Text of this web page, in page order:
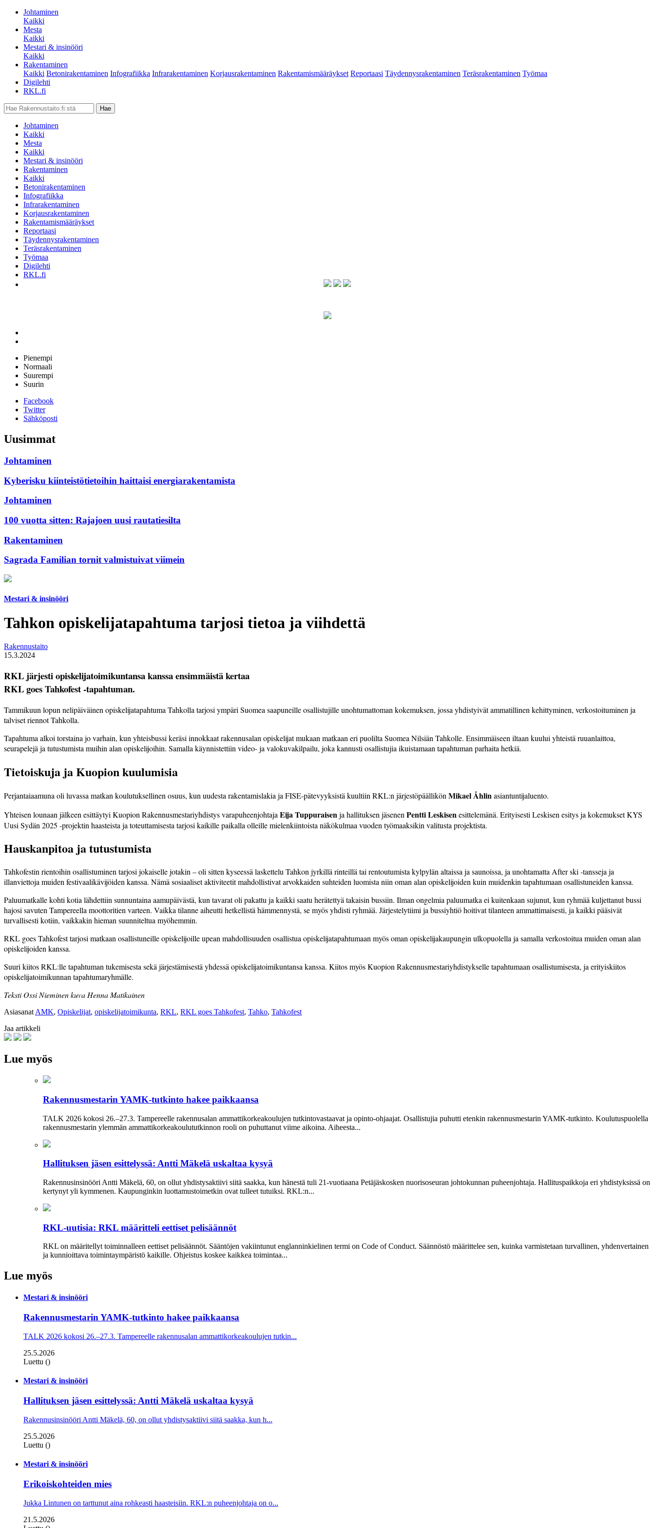
Johtaminen
Kaikki
Mesta
Kaikki
Mestari & insinööri
Kaikki
Rakentaminen
Kaikki Betonirakentaminen Infografiikka Infrarakentaminen Korjausrakentaminen Rakentamismääräykset Reportaasi Täydennysrakentaminen Teräsrakentaminen Työmaa
Digilehti
RKL.fi
Johtaminen
Kaikki
Mesta
Kaikki
Mestari & insinööri
Rakentaminen
Kaikki
Betonirakentaminen
Infografiikka
Infrarakentaminen
Korjausrakentaminen
Rakentamismääräykset
Reportaasi
Täydennysrakentaminen
Teräsrakentaminen
Työmaa
Digilehti
RKL.fi
Pienempi
Normaali
Suurempi
Suurin
Facebook
Twitter
Sähköposti
Uusimmat
Johtaminen
Kyberisku kiinteistötietoihin haittaisi energiarakentamista
Johtaminen
100 vuotta sitten: Rajajoen uusi rautatiesilta
Rakentaminen
Sagrada Familian tornit valmistuivat viimein
Mestari & insinööri
Tahkon opiskelijatapahtuma tarjosi tietoa ja viihdettä
Rakennustaito
15.3.2024
RKL järjesti opiskelija­toimikuntansa kanssa ensimmäistä kertaa
RKL goes Tahkofest -tapahtuman.
Tammikuun lopun nelipäiväinen opiskelijatapahtuma Tahkolla tarjo­si ympäri Suomea saapuneille osallistujille unohtumattoman kokemuksen, jossa yhdistyivät ammatillinen kehit­tyminen, verkostoituminen ja
talviset riennot Tahkolla.
Tapahtuma alkoi torstaina jo varhain,­ kun yhteisbussi keräsi innokkaat raken­nus­alan opiskelijat mukaan matkaan eri puolilta Suomea Nilsiän Tahkolle.­ Ensim­mäiseen iltaan kuului yhteistä­ ruuanlaittoa,
seurapelejä ja tutustumista muihin alan opiskelijoihin. Samalla käynnistettiin video- ja valokuvakilpailu, joka kannusti osallistujia ikuistamaan tapahtu­man parhaita hetkiä.
Tietoiskuja ja Kuopion kuulumisia
Perjantaiaamuna oli luvassa matkan koulutuksellinen osuus, kun uudesta rakentamislakia ja FISE-pätevyyksistä kuultiin RKL:n järjestöpäällikön Mikael Åhlin asiantuntijaluento.
Yhteisen lounaan jälkeen esittäytyi Kuopion Rakennusmestariyhdistys varapuheenjohtaja Eija Tuppuraisen ja hallituksen jäsenen Pentti Leskisen esittelemänä. Erityisesti Leskisen esitys ja kokemukset KYS
Uusi Sydän 2025 -projektin haasteista ja toteuttamisesta tarjosi­ kaikille paikalla olleille mielenkiintoista ­näkökulmaa vuoden työmaaksikin valitusta projektista.
Hauskanpitoa ja tutustumista
Tahkofestin rientoihin osallistuminen­ tarjosi jokaiselle jotakin – oli sitten ­kyseessä laskettelu Tahkon jyrkillä rinteillä tai rentoutumista kylpylän altaissa­ ja saunoissa, ja unohtamatta After ski -tansseja ja
illanviettoja muiden festi­vaalikävijöiden kanssa. Nämä sosiaaliset aktiviteetit mahdollistivat arvokkaiden suhteiden luomista niin oman alan opiskelijoiden kuin muidenkin tapahtumaan osallis­tuneiden kanssa.
Paluumatkalle kohti kotia lähdettiin­ sunnuntaina aamupäivästä, kun tavarat­ oli pakattu ja kaikki saatu herätettyä ­takaisin bussiin. Ilman ongelmia paluu­matka ei kuitenkaan sujunut, kun ryhmää kuljettanut bussi
hajosi savuten Tampereella moottoritien varteen. Vaikka tilan­ne aiheutti hetkellistä hämmennystä, se myös yhdisti ryhmää. Järjestelytiimi ja bussiyhtiö hoitivat tilanteen ammattimaisesti, ja kaikki pääsivät
turvallisesti­ kotiin, vaikkakin hieman suunniteltua myöhemmin.
RKL goes Tahkofest tarjosi matkaan osallistuneille opiskelijoille upean mahdollisuuden osallistua opiskelijatapahtumaan myös oman opiskelijakaupungin ulkopuolella ja samalla verkostoitua muiden oman alan
opiskelijoiden kanssa.
Suuri kiitos RKL:lle tapahtuman tukemisesta sekä järjestämisestä yhdessä­ opiskelijatoimikuntansa kanssa. Kiitos­ myös Kuopion Rakennusmestariyhdistykselle tapahtumaan osallistumisesta,­ ja erityiskiitos
opiskelijatoimikunnan ­tapahtumaryhmälle.
Teksti Ossi Nieminen kuva Henna Matikainen
Asiasanat AMK, Opiskelijat, opiskelijatoimikunta, RKL, RKL goes Tahkofest, Tahko, Tahkofest
Jaa artikkeli
Lue myös
Rakennusmestarin YAMK-tutkinto hakee paikkaansa
TALK 2026 kokosi 26.–27.3. Tampereelle rakennusalan ammattikorkeakoulujen tutkintovastaavat ja opinto-ohjaajat. Osallistujia puhutti etenkin rakennusmestarin YAMK-tutkinto. Koulutuspuolella
rakennusmestarin ylemmän ammattikorkeakoulututkinnon rooli on puhuttanut viime ­aikoina. ­Aiheesta...
Hallituksen jäsen esittelyssä: Antti Mäkelä uskaltaa kysyä
Rakennusinsinööri Antti Mäkelä, 60, on ollut yhdistysaktiivi siitä saakka, kun hänestä tuli 21-vuo­tiaana Petäjäskosken nuoriso­seuran johtokunnan puheenjohtaja. Hallituspaikkoja eri yhdistyksissä on
kertynyt yli kymmenen. Kaupunginkin luottamustoimetkin ovat tulleet tutuiksi. RKL:n...
RKL-uutisia: RKL määritteli eettiset pelisäännöt
RKL on määritellyt toiminnalleen eettiset peli­säännöt. Sääntöjen vakiintunut englanninkielinen termi on Code of Conduct. Säännöstö määrittelee sen, kuinka varmistetaan turvallinen, yhdenvertainen
ja kun­nioittava toimintaympäristö kaikille. Ohjeistus koskee kaikkea toimintaa...
Lue myös
Mestari & insinööri
Rakennusmestarin YAMK-tutkinto hakee paikkaansa
TALK 2026 kokosi 26.–27.3. Tampereelle rakennusalan ammattikorkeakoulujen tutkin...
25.5.2026
Luettu ()
Mestari & insinööri
Hallituksen jäsen esittelyssä: Antti Mäkelä uskaltaa kysyä
Rakennusinsinööri Antti Mäkelä, 60, on ollut yhdistysaktiivi siitä saakka, kun h...
25.5.2026
Luettu ()
Mestari & insinööri
Erikoiskohteiden mies
Jukka Lintunen on tarttunut aina rohkeasti haasteisiin. RKL:n puheenjohtaja on o...
21.5.2026